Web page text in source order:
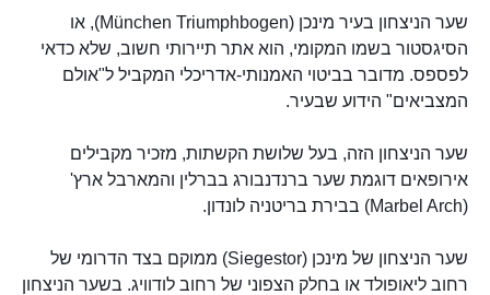
שער הניצחון בעיר מינכן (München Triumphbogen), או
הסיגסטור בשמו המקומי, הוא אתר תיירותי חשוב, שלא כדאי
לפספס. מדובר בביטוי האמנותי-אדריכלי המקביל ל"אולם
המצביאים" הידוע שבעיר.
שער הניצחון הזה, בעל שלושת הקשתות, מזכיר מקבילים
אירופאים דוגמת שער ברנדנבורג בברלין והמארבל ארץ'
(Marbel Arch) בבירת בריטניה לונדון.
שער הניצחון של מינכן (Siegestor) ממוקם בצד הדרומי של
רחוב ליאופולד או בחלק הצפוני של רחוב לודוויג. בשער הניצחון